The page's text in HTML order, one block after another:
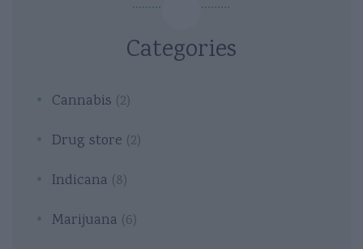
Categories
Cannabis (2)
Drug store (2)
Indicana (8)
Marijuana (6)